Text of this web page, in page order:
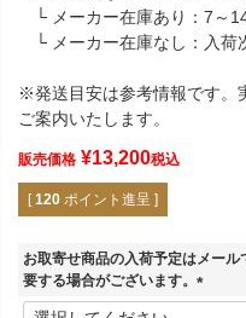
└ メーカー在庫あり：7～
└ メーカー在庫なし：入荷
※発送目安は参考情報です。
ご案内いたします。
販売価格 ¥13,200税込
[ 120 ポイント進呈 ]
お取寄せ商品の入荷予定はメー
要する場合がございます。
(